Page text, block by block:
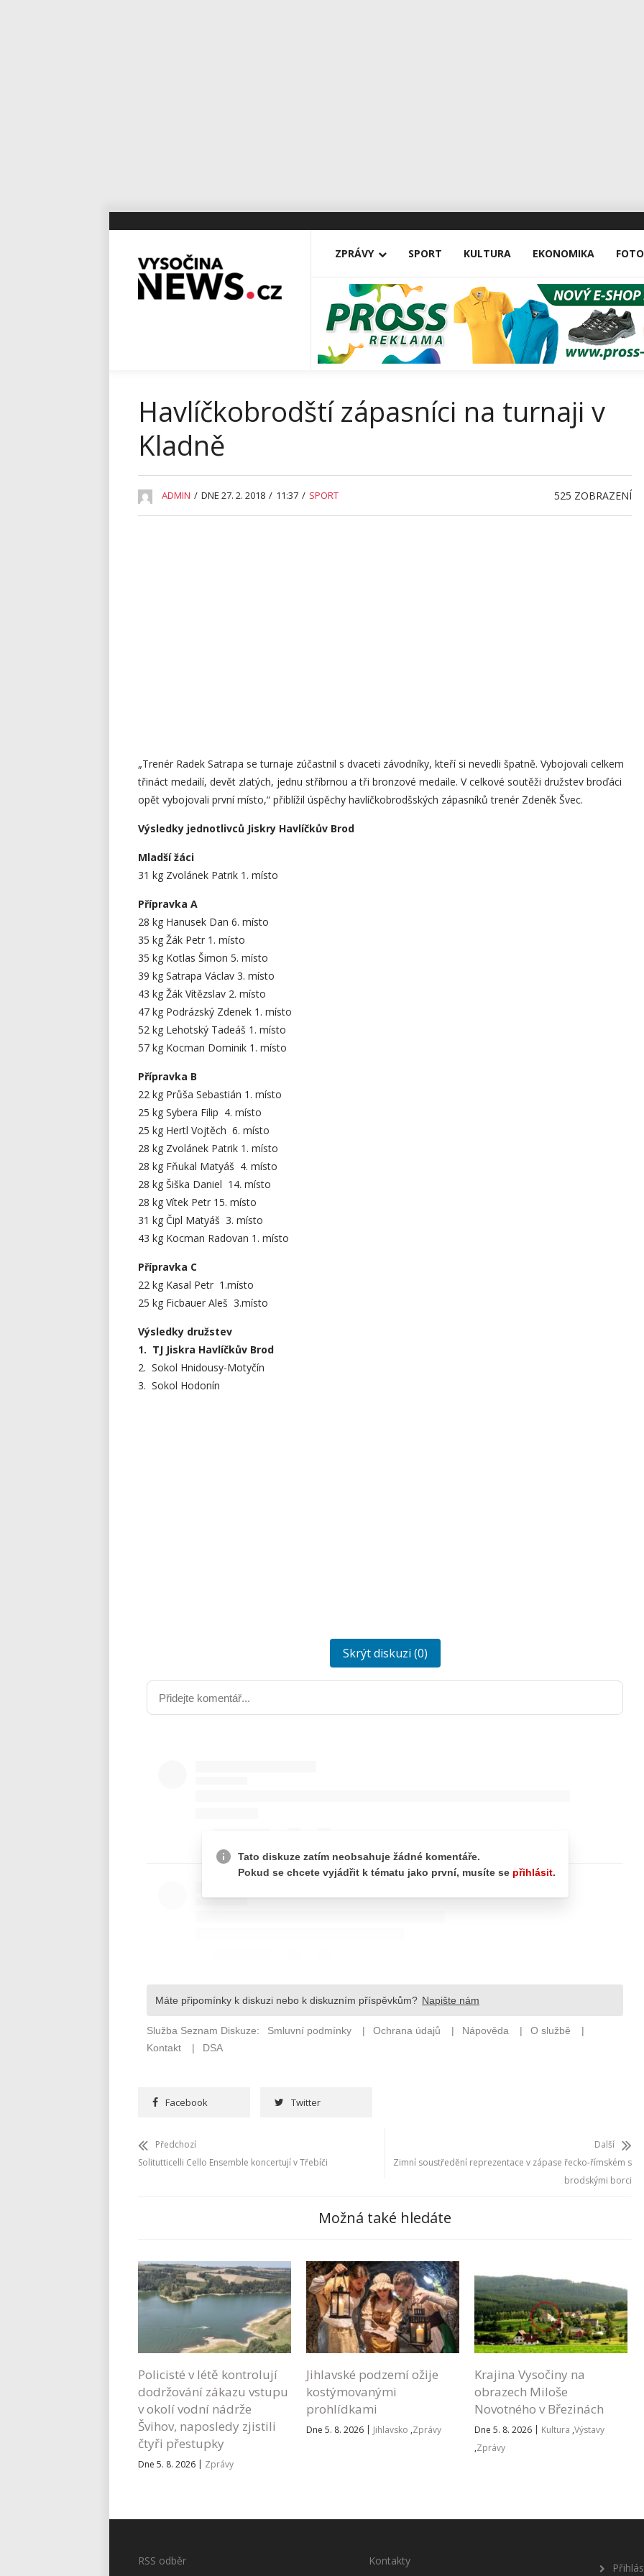
ZPRÁVY SPORT KULTURA EKONOMIKA
Havlíčkobrodští zápasníci na turnaji v
Kladně
ADMIN / DNE 27. 2. 2018 / 11:37 / SPORT 525 ZOBRAZENÍ
„Trenér Radek Satrapa se turnaje zúčastnil s dvaceti závodníky, kteří si nevedli špatně. Vybojovali celkem
třináct medailí, devět zlatých, jednu stříbrnou a tři bronzové medaile. V celkové soutěži družstev broďáci
opět vybojovali první místo,“ přiblížil úspěchy havlíčkobrodšských zápasníků trenér Zdeněk Švec.
Výsledky jednotlivců Jiskry Havlíčkův Brod
Mladší žáci
31 kg Zvolánek Patrik 1. místo
Přípravka A
28 kg Hanusek Dan 6. místo
35 kg Žák Petr 1. místo
35 kg Kotlas Šimon 5. místo
39 kg Satrapa Václav 3. místo
43 kg Žák Vítězslav 2. místo
47 kg Podrázský Zdenek 1. místo
52 kg Lehotský Tadeáš 1. místo
57 kg Kocman Dominik 1. místo
Přípravka B
22 kg Průša Sebastián 1. místo
25 kg Sybera Filip 4. místo
25 kg Hertl Vojtěch 6. místo
28 kg Zvolánek Patrik 1. místo
28 kg Fňukal Matyáš 4. místo
28 kg Šiška Daniel 14. místo
28 kg Vítek Petr 15. místo
31 kg Čipl Matyáš 3. místo
43 kg Kocman Radovan 1. místo
Přípravka C
22 kg Kasal Petr 1.místo
25 kg Ficbauer Aleš 3.místo
Výsledky družstev
1. TJ Jiskra Havlíčkův Brod
2. Sokol Hnidousy-Motyčín
3. Sokol Hodonín
Skrýt diskuzi (0)
Facebook Twitter
Předchozí
Solitutticelli Cello Ensemble koncertují v Třebíči
Další
Zimní soustředění reprezentace v zápase řecko-římském s
brodskými borci
Možná také hledáte
Policisté v létě kontrolují
dodržování zákazu vstupu
v okolí vodní nádrže
Švihov, naposledy zjistili
čtyři přestupky
Dne 5. 8. 2026 | Zprávy
Jihlavské podzemí ožije
kostýmovanými
prohlídkami
Dne 5. 8. 2026 | Jihlavsko ,Zprávy
Krajina Vysočiny na
obrazech Miloše
Novotného v Březinách
Dne 5. 8. 2026 | Kultura ,Výstavy
,Zprávy
RSS odběr Kontakty